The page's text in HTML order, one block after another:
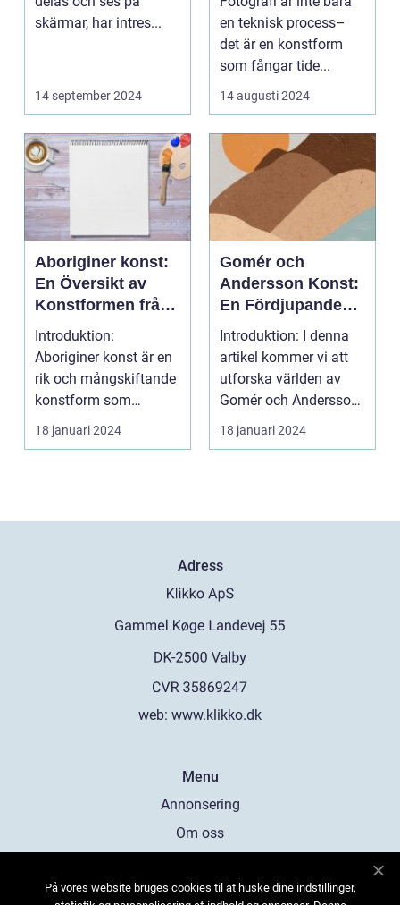
skärmar, har intres...
14 september 2024
Norrköping
en teknisk process–
det är en konstform
som fångar tide...
14 augusti 2024
Aboriginer konst:
En Översikt av
Konstformen från
Australiens
Urinvånare
Introduktion:
Aboriginer konst är en
rik och mångskiftande
konstform som
härstammar från
Australiens...
18 januari 2024
Gomér och
Andersson Konst:
En Fördjupande
Översikt
Introduktion: I denna
artikel kommer vi att
utforska världen av
Gomér och Andersson
konst, dess olik...
18 januari 2024
Adress
web: www.klikko.dk
Menu
Annonsering
Om oss
Kontakta oss
På vores website bruges cookies til at huske dine indstillinger,